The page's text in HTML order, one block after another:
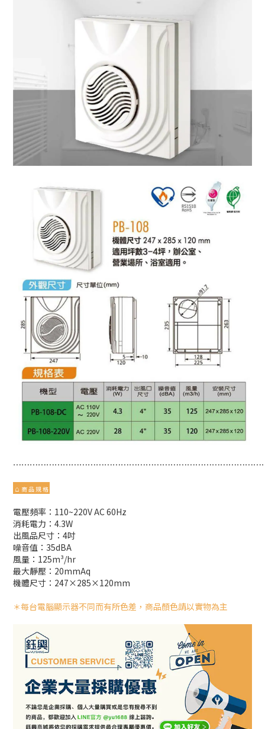
⌂ 商 品 規 格
電壓頻率：110~220V AC 60Hz
消耗電力：4.3W
出風品尺寸：4吋
噪音值：35dBA
風量：125m³/hr
最大靜壓：20mmAq
機體尺寸：247×285×120mm
＊每台電腦顯示器不同而有所色差，商品顏色請以實物為主